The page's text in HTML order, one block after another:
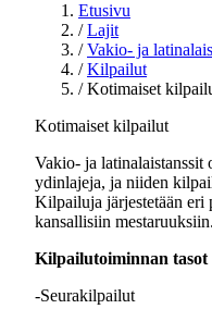
Etusivu
/ Lajit
/ Vakio- ja
/ Kilpailut
/ Kotimaiset
Kotimaiset kilpailut
Vakio- ja latinalaistanssit
ydinlajeja, ja niiden
Kilpailuja järjestetään eri
kansallisiin mestaruuksiin.
Kilpailutoiminnan tasot
-Seurakilpailut